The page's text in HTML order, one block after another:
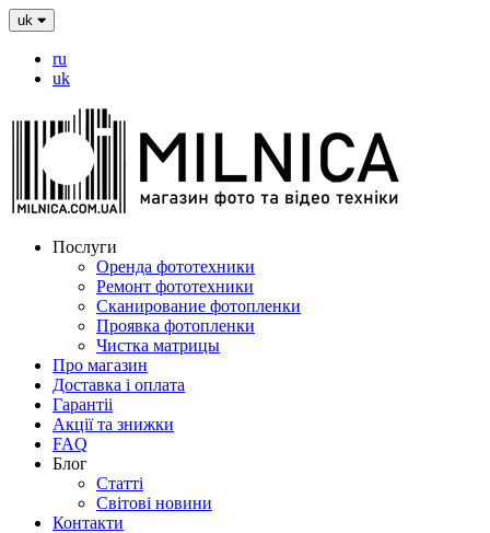
uk
ru
uk
Послуги
Оренда фототехники
Ремонт фототехники
Сканирование фотопленки
Проявка фотопленки
Чистка матрицы
Про магазин
Доставка і оплата
Гарантіі
Акції та знижки
FAQ
Блог
Статті
Світові новини
Контакти